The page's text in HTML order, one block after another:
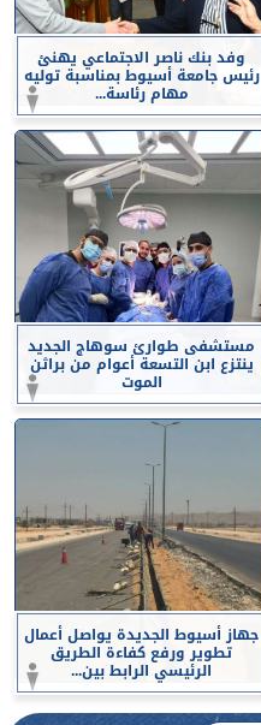
وفد بنك ناصر الاجتماعي يهنئ
رئيس جامعة أسيوط بمناسبة توليه
مهام رئاسة...
مستشفى طوارئ سوهاج الجديد
ينتزع ابن التسعة أعوام من براثن
الموت
جهاز أسيوط الجديدة يواصل أعمال
تطوير ورفع كفاءة الطريق
الرئيسي الرابط بين...